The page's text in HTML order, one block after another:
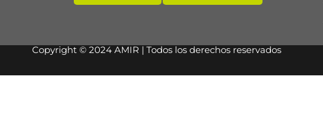
Copyright © 2024 AMIR | Todos los derechos reservados